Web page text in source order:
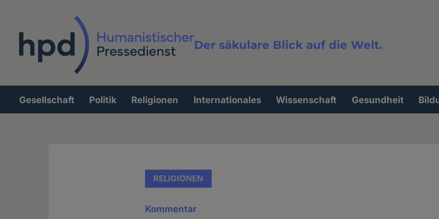
Der säkulare Blick auf die Welt.
Volltextsuche
Hauptnavigation
Gesellschaft Politik Religionen Internationales Wissenschaft Gesundheit
RELIGIONEN
Kommentar